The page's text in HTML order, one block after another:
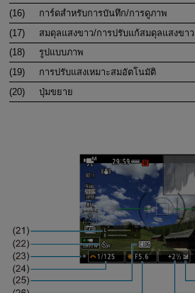
(16)
การ์ดสำหรับการบันทึก/การดูภาพ
(17)
สมดุลแสงขาว/การปรับแก้สมดุลแสงขาว
(18)
รูปแบบภาพ
(19)
การปรับแสงเหมาะสมอัตโนมัติ
(20)
ปุ่มขยาย